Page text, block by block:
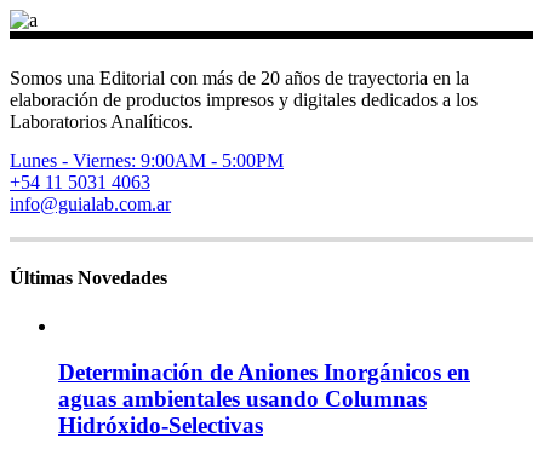
Somos una Editorial con más de 20 años de trayectoria en la
elaboración de productos impresos y digitales dedicados a los
Laboratorios Analíticos.
Lunes - Viernes: 9:00AM - 5:00PM
+54 11 5031 4063
info@guialab.com.ar
Últimas Novedades
Determinación de Aniones Inorgánicos en
aguas ambientales usando Columnas
Hidróxido-Selectivas